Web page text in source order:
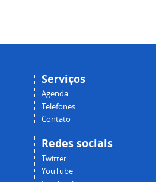
Serviços
Agenda
Telefones
Contato
Redes sociais
Twitter
YouTube